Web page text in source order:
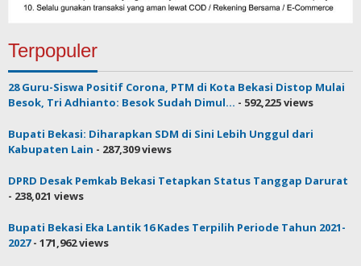
Terpopuler
28 Guru-Siswa Positif Corona, PTM di Kota Bekasi Distop Mulai
Besok, Tri Adhianto: Besok Sudah Dimul... - 592,225 views
Bupati Bekasi: Diharapkan SDM di Sini Lebih Unggul dari
Kabupaten Lain - 287,309 views
DPRD Desak Pemkab Bekasi Tetapkan Status Tanggap Darurat
- 238,021 views
Bupati Bekasi Eka Lantik 16 Kades Terpilih Periode Tahun 2021-
2027- 171,962 views